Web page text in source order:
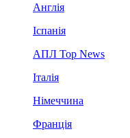
Англія
Іспанія
АПЛ Top News
Італія
Німеччина
Франція